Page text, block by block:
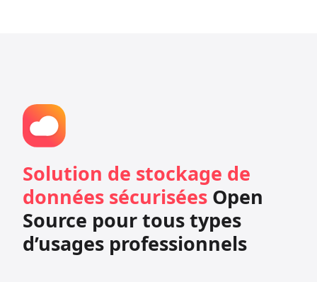
Solution de stockage de
données sécurisées Open
Source pour tous types
d’usages professionnels